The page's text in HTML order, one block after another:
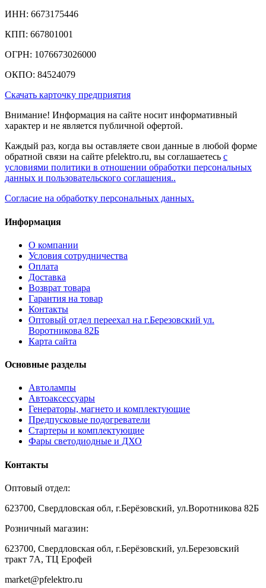
ИНН: 6673175446
КПП: 667801001
ОГРН: 1076673026000
ОКПО: 84524079
Скачать карточку предприятия
Внимание! Информация на сайте носит информативный
характер и не является публичной офертой.
Каждый раз, когда вы оставляете свои данные в любой форме
обратной связи на сайте pfelektro.ru, вы соглашаетесь с
условиями политики в отношении обработки персональных
данных и пользовательского соглашения..
Согласие на обработку персональных данных.
Информация
О компании
Условия сотрудничества
Оплата
Доставка
Возврат товара
Гарантия на товар
Контакты
Оптовый отдел переехал на г.Березовский ул.
Воротникова 82Б
Карта сайта
Основные разделы
Автолампы
Автоаксессуары
Генераторы, магнето и комплектующие
Предпусковые подогреватели
Стартеры и комплектующие
Фары светодиодные и ДХО
Контакты
Оптовый отдел:
623700, Свердловская обл, г.Берёзовский, ул.Воротникова 82Б
Розничный магазин:
623700, Свердловская обл, г.Берёзовский, ул.Березовский
тракт 7А, ТЦ Ерофей
market@pfelektro.ru